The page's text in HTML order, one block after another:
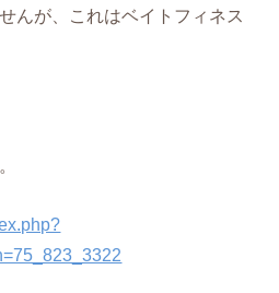
んが、これはベイトフィネス